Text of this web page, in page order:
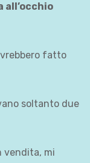
all’occhio
fatto
soltanto due
vendita, mi